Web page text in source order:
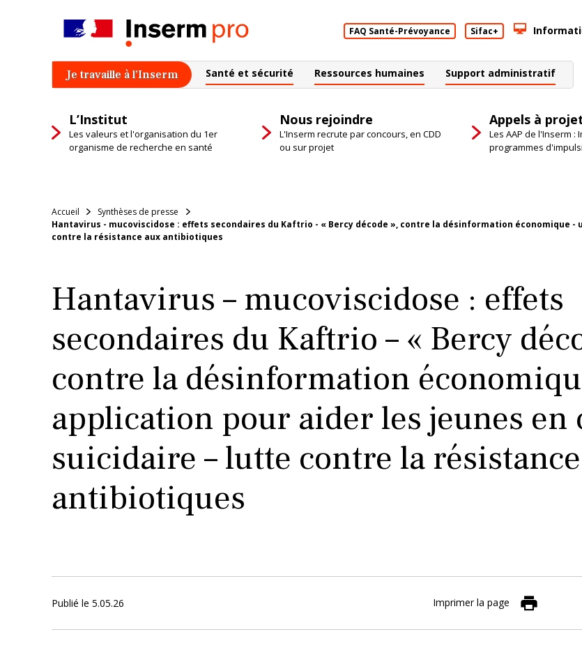
Je travaille à l’Inserm Santé et sécurité Ressources humaines Support administratif
L’Institut
Les valeurs et l'organisation du 1er
organisme de recherche en santé
Nous rejoindre
L'Inserm recrute par concours, en CDD
ou sur projet
Appels à
Les AAP de l'Inserm :
programmes
FAQ Santé-Prévoyance Sifac+
Accueil
Synthèses de presse
Hantavirus - mucoviscidose : effets secondaires du Kaftrio - « Bercy décode », contre la désinformation économique
contre la résistance aux antibiotiques
Hantavirus – mucoviscidose : effets
secondaires du Kaftrio – « Bercy
contre la désinformation
application pour aider les jeunes en
suicidaire – lutte contre la
antibiotiques
Publié le 5.05.26 Imprimer la page